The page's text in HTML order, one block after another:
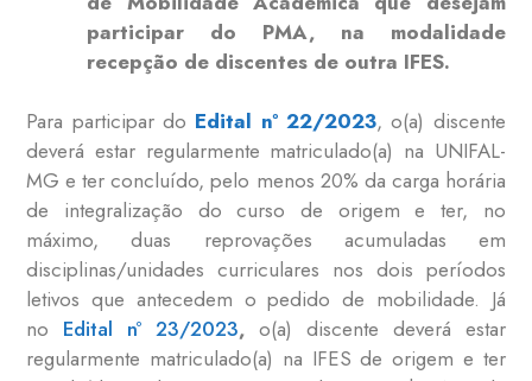
participar do PMA, na modalidade
recepção de discentes de outra IFES.
Para participar do Edital nº 22/2023, o(a) discente
deverá estar regularmente matriculado(a) na UNIFAL-
MG e ter concluído, pelo menos 20% da carga horária
de integralização do curso de origem e ter, no
máximo, duas reprovações acumuladas em
disciplinas/unidades curriculares nos dois períodos
letivos que antecedem o pedido de mobilidade. Já
no Edital nº 23/2023,o(a) discente deverá estar
regularmente matriculado(a) na IFES de origem e ter